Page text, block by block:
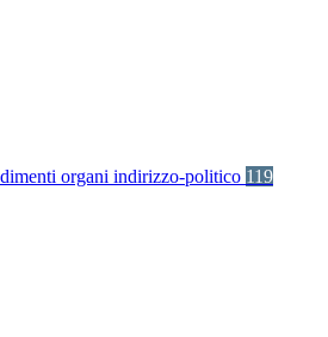
organi indirizzo-politico 119